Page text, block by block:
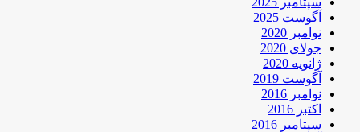
آگوست 2025
نوامبر 2020
جولای 2020
ژانویه 2020
آگوست 2019
نوامبر 2016
اکتبر 2016
سپتامبر 2016